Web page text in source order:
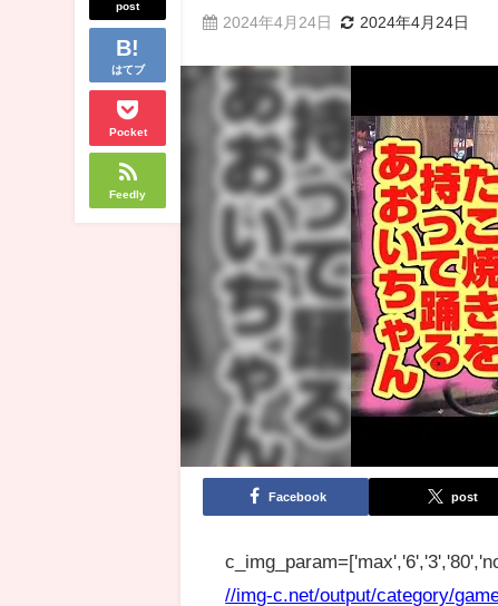
post
はてブ
Pocket
Feedly
2024年4月24日 2024年4月24日
Facebook post
//img-c.net/output/category/